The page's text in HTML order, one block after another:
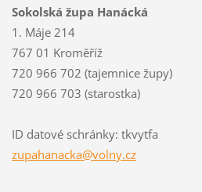
Sokolská župa Hanácká
1. Máje 214
767 01 Kroměříž
720 966 702 (tajemnice župy)
720 966 703 (starostka)
ID datové schránky: tkvytfa
zupahanacka@volny.cz